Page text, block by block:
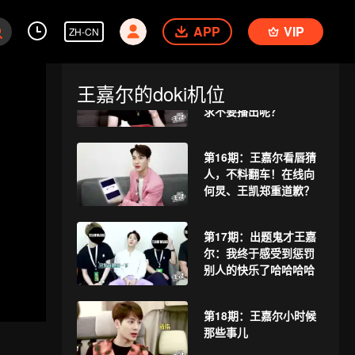
ZH-CN APP VIP
王嘉尔的doki机位
战！究竟是什么让王嘉
尔吓到“失控”？
续！是什么让王嘉尔恳
求不要播出呢？
第16期：王嘉尔看唇猜
人，不料翻车！在线向
何炅、王凯郑重道歉？
第17期：出题鬼才王嘉
尔：我终于感受到惩罚
别人的快乐了哈哈哈哈
第18期：王嘉尔小时候
那些事儿